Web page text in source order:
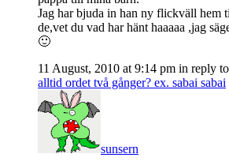
Jag har bjuda in han ny flickväll hem
de,vet du vad har hänt haaaaa ,jag
🙂
11 August, 2010 at 9:14 pm in reply
alltid ordet två gånger? ex. sabai sabai
sunsern